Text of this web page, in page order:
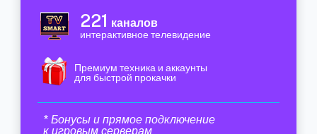
221 каналов
интерактивное телевидение
Премиум техника и аккаунты
для быстрой прокачки
* Бонусы и прямое подключение
к игровым серверам